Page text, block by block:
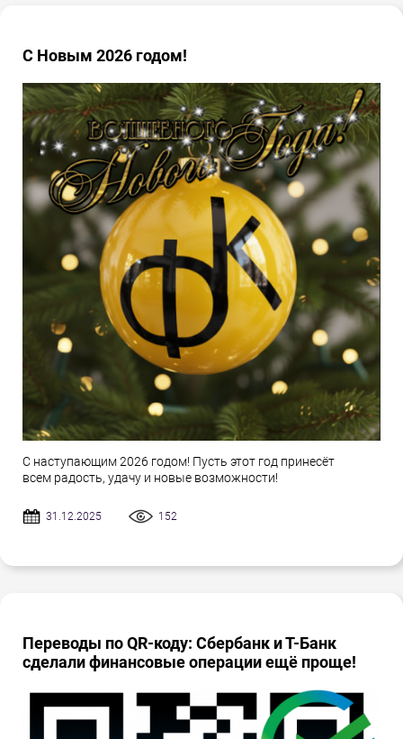
С Новым 2026 годом!
С наступающим 2026 годом! Пусть этот год принесёт
всем радость, удачу и новые возможности!
31.12.2025 152
Переводы по QR-коду: Сбербанк и Т-Банк
сделали финансовые операции ещё проще!